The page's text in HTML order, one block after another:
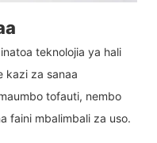
teknolojia ya hali
kazi za sanaa
tofauti, nembo
faini mbalimbali za uso.